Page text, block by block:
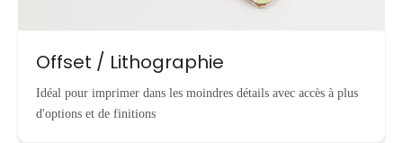
Offset / Lithographie
Idéal pour imprimer dans les moindres détails avec accès à plus
d'options et de finitions